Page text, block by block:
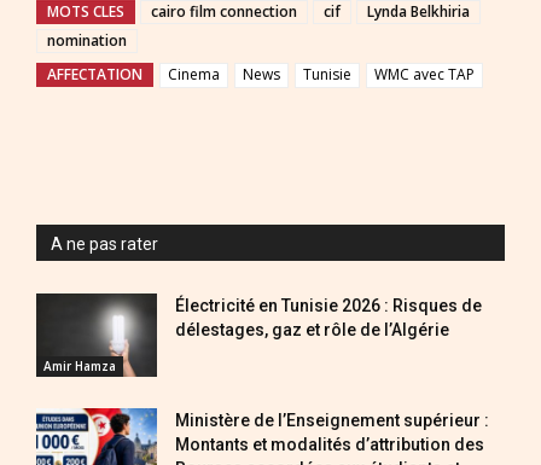
MOTS CLES cairo film connection cif
Lynda Belkhiria
nomination
AFFECTATION
Cinema News Tunisie WMC avec TAP
A ne pas rater
Amir Hamza
Électricité en Tunisie 2026 : Risques de
délestages, gaz et rôle de l’Algérie
Ministère de l’Enseignement supérieur :
Montants et modalités d’attribution des